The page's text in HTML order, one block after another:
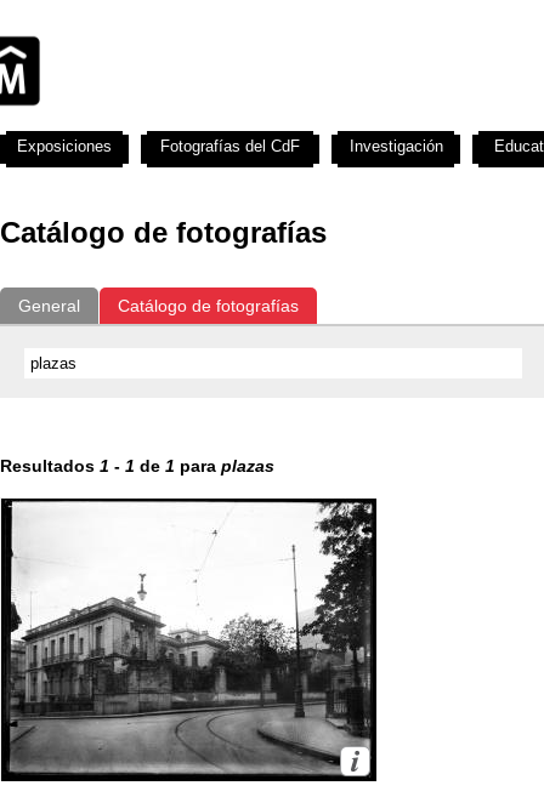
Catálogo de fotografías
General Catálogo de fotografías
Resultados 1 - 1 de 1 para plazas
Exposiciones Fotografías del CdF Investigación